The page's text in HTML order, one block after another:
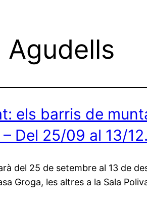
Agudells
els barris de
Del 25/09 al 13/12.
del 25 de setembre al 13 de
Groga, les altres a la Sala